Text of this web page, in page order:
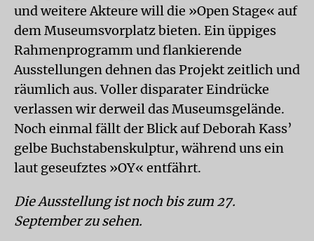
und weitere Akteure will die »Open Stage« auf
dem Museumsvorplatz bieten. Ein üppiges
Rahmenprogramm und flankierende
Ausstellungen dehnen das Projekt zeitlich und
räumlich aus. Voller disparater Eindrücke
verlassen wir derweil das Museumsgelände.
Noch einmal fällt der Blick auf Deborah Kass’
gelbe Buchstabenskulptur, während uns ein
laut geseufztes »OY« entfährt.
Die Ausstellung ist noch bis zum 27.
September zu sehen.